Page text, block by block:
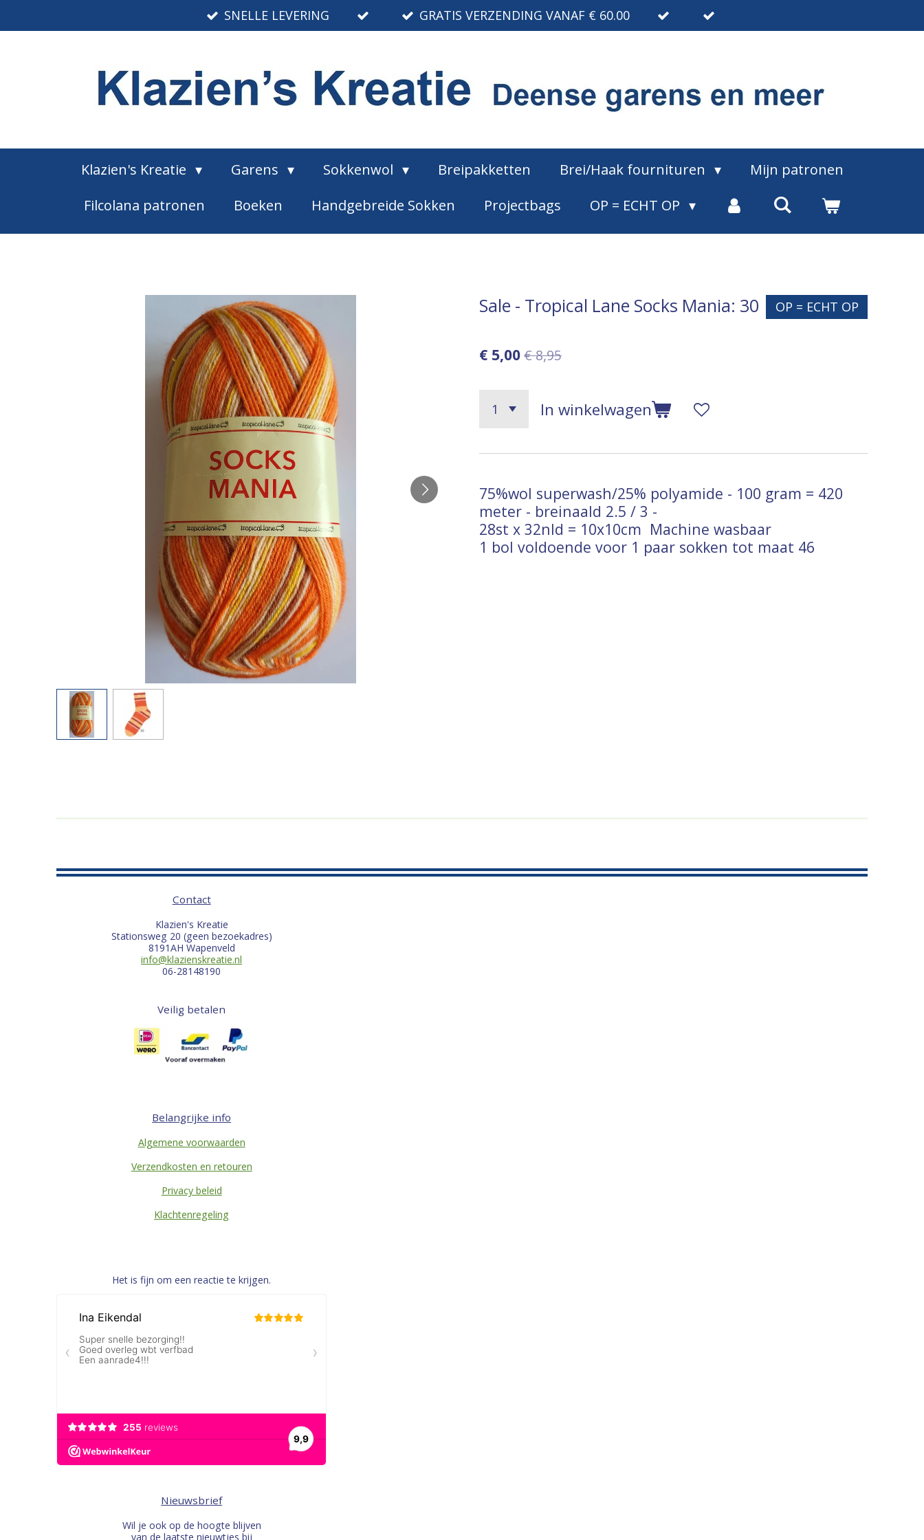
direct
SNELLE LEVERING GRATIS VERZENDING VANAF € 60.00
Klazien's Kreatie Garens Sokkenwol Breipakketten Brei/Haak fournituren
Mijn patronen
Filcolana patronen
Boeken Handgebreide Sokken Projectbags OP = ECHT OP
Sale - Tropical Lane Socks Mania: 30 OP = ECHT OP
€ 5,00€ 8,95
In winkelwagen
75%wol superwash/25% polyamide - 100 gram = 420
meter - breinaald 2.5 / 3 -
28st x 32nld = 10x10cm Machine wasbaar
1 bol voldoende voor 1 paar sokken tot maat 46
Contact
Klazien's Kreatie
Stationsweg 20 (geen bezoekadres)
8191AH Wapenveld
info@klazienskreatie.nl
06-28148190
Veilig betalen
Belangrijke info
Algemene voorwaarden
Verzendkosten en retouren
Privacy beleid
Klachtenregeling
Het is fijn om een reactie te krijgen.
Nieuwsbrief
Wil je ook op de hoogte blijven
van de laatste nieuwtjes bij